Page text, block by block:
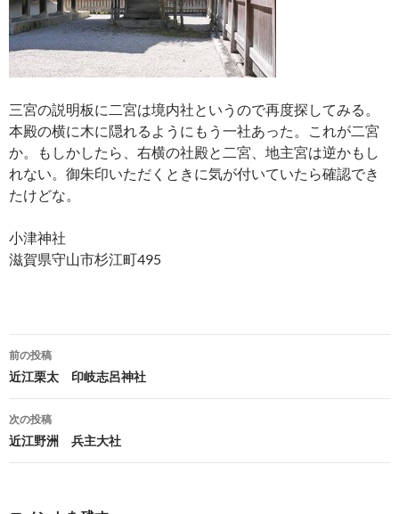
三宮の説明板に二宮は境内社というので再度探してみる。
本殿の横に木に隠れるようにもう一社あった。これが二宮
か。もしかしたら、右横の社殿と二宮、地主宮は逆かもし
れない。御朱印いただくときに気が付いていたら確認でき
たけどな。
小津神社
滋賀県守山市杉江町495
投
稿
ナ
ビ
ゲ
前の投稿
近江栗太 印岐志呂神社
次の投稿
近江野洲 兵主大社